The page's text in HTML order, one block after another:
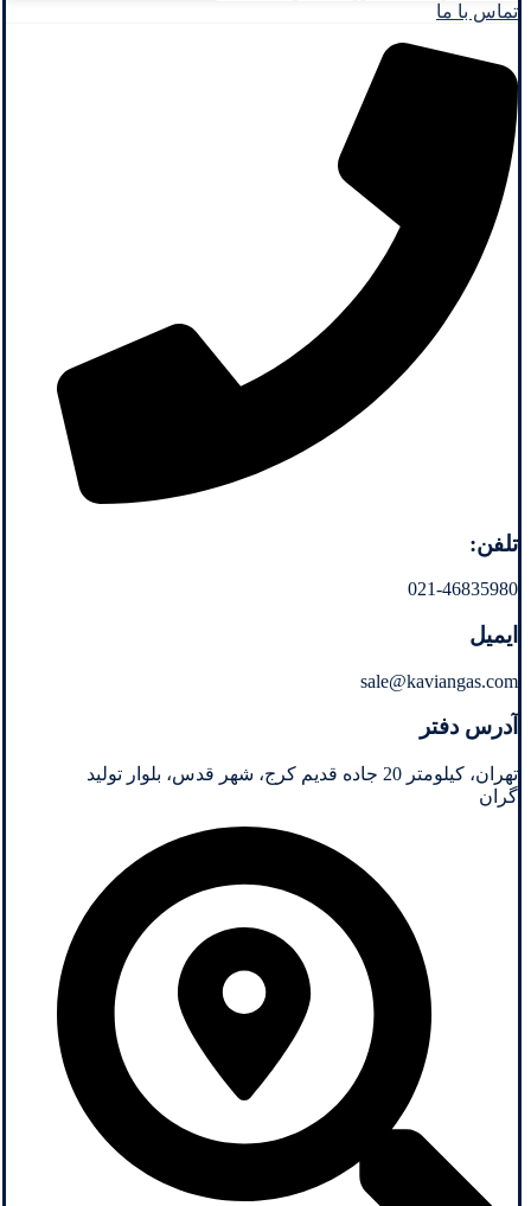
تماس با ما
تلفن:
021-46835980
ایمیل
sale@kaviangas.com
آدرس دفتر
تهران، کیلومتر 20 جاده قدیم کرج، شهر قدس، بلوار تولید
گران